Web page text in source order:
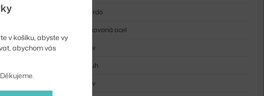
bordó
lakovaná ocel
kov
kruh
kov
v košíku, abyste vy
abychom vás